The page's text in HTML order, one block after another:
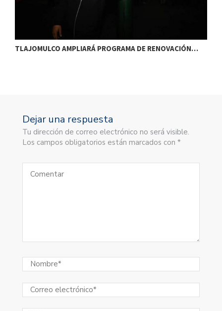
TLAJOMULCO AMPLIARÁ PROGRAMA DE RENOVACIÓN…
Dejar una respuesta
Tu dirección de correo electrónico no será visible.
Los campos obligatorios están marcados con *